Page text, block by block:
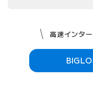
高速インタ